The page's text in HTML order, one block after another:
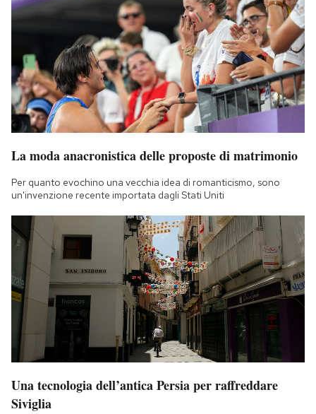
La moda anacronistica delle proposte di matrimonio
Per quanto evochino una vecchia idea di romanticismo, sono
un'invenzione recente importata dagli Stati Uniti
Una tecnologia dell’antica Persia per raffreddare
Siviglia